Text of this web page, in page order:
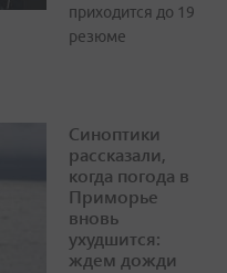
приходится до 19
резюме
Синоптики
рассказали,
когда погода в
Приморье
вновь
ухудшится:
ждем дожди